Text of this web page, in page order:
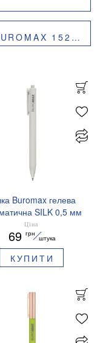
МЕТАЛЕВА BM.6245-24
Buromax гелева
SILK 0,5 мм
чорнила BM.83100
Ціна
69 грн
штука
КУПИТИ